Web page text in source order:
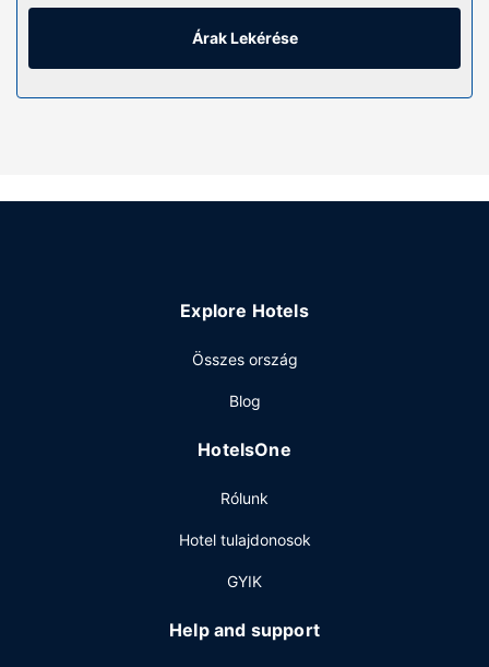
kikapcsolódását szolgálja. A(z) privát fürdőszoba
(kizárólag azok, melyekben van fürdőkád vagy zuhanyzó
Hogy tejesen ellazuljon és kikapcsoljon, gyönyörködjön
kínálatából falatozhatnak. Zárd a napot egy frissítő itallal a
A szálláshelyen 24 órában nyitva tartó recepció, lift és
vendégek számára ingyenes egyéni parkolás biztosított a
Árak Lekérése
Explore Hotels
Összes ország
Blog
HotelsOne
Rólunk
Hotel tulajdonosok
GYIK
Help and support